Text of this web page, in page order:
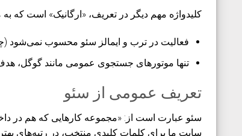
کلیدواژه مهم دیگر در تعریف، «ارگانیک» است که
فعالیت درترب و ایمالز سئو محسوب نمی‌شود
تنها موتورهای جستجوی عمومی مانند گوگل،
تعریف عمومی از سئو
سئو عبارت است از: «مجموعه کارهایی که هم در
سایت ما برای کلمات کلیدی منتخب، در رتبه‌های